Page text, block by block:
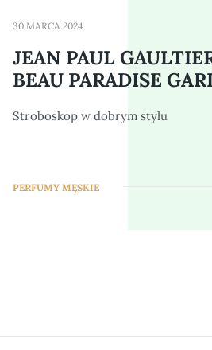
30 MARCA 2024
JEAN PAUL
BEAU PARADISE
Stroboskop w dobrym stylu
PERFUMY MĘSKIE